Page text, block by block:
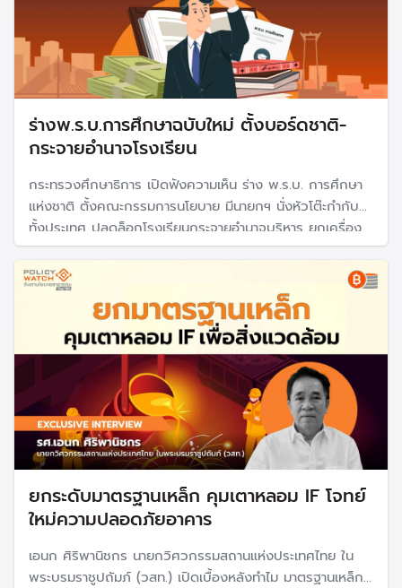
ร่างพ.ร.บ.การศึกษาฉบับใหม่ ตั้งบอร์ดชาติ-
กระจายอำนาจโรงเรียน
กระทรวงศึกษาธิการ เปิดฟังความเห็น ร่าง พ.ร.บ. การศึกษา
แห่งชาติ ตั้งคณะกรรมการนโยบาย มีนายกฯ นั่งหัวโต๊ะกำกับ
ทั้งประเทศ ปลดล็อกโรงเรียนกระจายอำนาจบริหาร ยกเครื่อง
ระบบการเรียนใหม่จากท่องจำเป็นเน้นเรียนรู้ตามสมรรถนะ
พร้อมเปลี่ยนระบบประเมินลดภาระงานครู
ยกระดับมาตรฐานเหล็ก คุมเตาหลอม IF โจทย์
ใหม่ความปลอดภัยอาคาร
เอนก ศิริพานิชกร นายกวิศวกรรมสถานแห่งประเทศไทย ใน
พระบรมราชูปถัมภ์ (วสท.) เปิดเบื้องหลังทำไม มาตรฐานเหล็กปี